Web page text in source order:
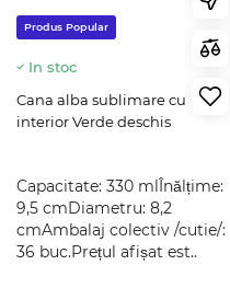
Produs Popular
In stoc
Cana alba sublimare cu
interior Verde deschis
Capacitate: 330 mlÎnălțime:
9,5 cmDiametru: 8,2
cmAmbalaj colectiv /cutie/:
36 buc.Prețul afișat est..